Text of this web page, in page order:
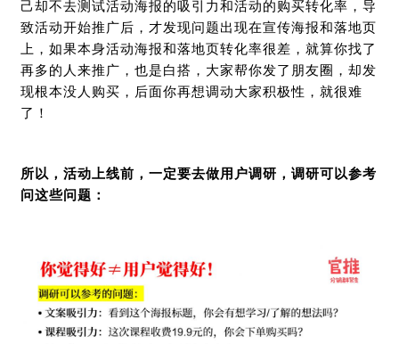
己却不去测试活动海报的吸引力和活动的购买转化率，导
致活动开始推广后，才发现问题出现在宣传海报和落地页
上，如果本身活动海报和落地页转化率很差，就算你找了
再多的人来推广，也是白搭，大家帮你发了朋友圈，却发
现根本没人购买，后面你再想调动大家积极性，就很难
了！
所以，活动上线前，一定要去做用户调研，调研可以参考
问这些问题：